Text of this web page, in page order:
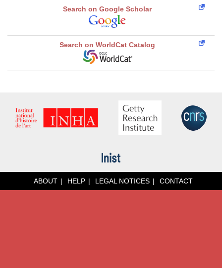
Search on Google Scholar
Search on WorldCat Catalog
ABOUT HELP LEGAL NOTICES CONTACT